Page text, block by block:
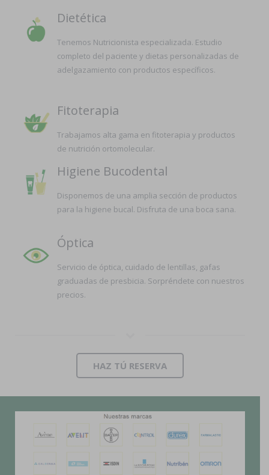
Dietética
Tenemos Nutricionista especializada. Estudio
completo del paciente y dietas personalizadas de
adelgazamiento con productos específicos.
Fitoterapia
Trabajamos alta gama en fitoterapia y productos
de nutrición ortomolecular.
Higiene Bucodental
Disponemos de una amplia sección de productos
para la higiene bucal. Disfruta de una boca sana.
Óptica
Servicio de óptica, cuidado de lentillas, gafas
graduadas de presbicia. Sorpréndete con nuestros
precios.
HAZ TÚ RESERVA